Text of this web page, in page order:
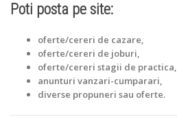
Poti posta pe site:
oferte/cereri de cazare,
oferte/cereri de joburi,
oferte/cereri stagii de practica,
anunturi vanzari-cumparari,
diverse propuneri sau oferte.